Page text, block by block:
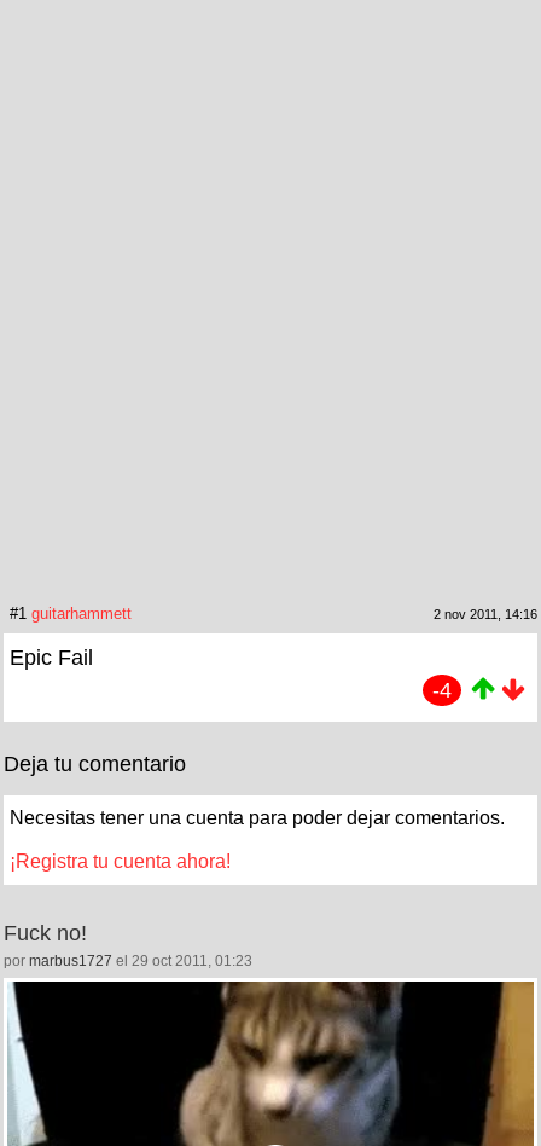
#1 guitarhammett 2 nov 2011, 14:16
Epic Fail
-4
Deja tu comentario
Necesitas tener una cuenta para poder dejar comentarios.
¡Registra tu cuenta ahora!
Fuck no!
por marbus1727 el 29 oct 2011, 01:23